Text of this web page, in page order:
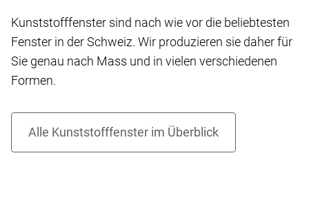
Kunststofffenster sind nach wie vor die beliebtesten
Fenster in der Schweiz. Wir produzieren sie daher für
Sie genau nach Mass und in vielen verschiedenen
Formen.